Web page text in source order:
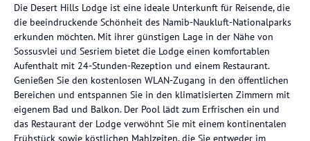
Die Desert Hills Lodge ist eine ideale Unterkunft für Reisende, die
die beeindruckende Schönheit des Namib-Naukluft-Nationalparks
erkunden möchten. Mit ihrer günstigen Lage in der Nähe von
Sossusvlei und Sesriem bietet die Lodge einen komfortablen
Aufenthalt mit 24-Stunden-Rezeption und einem Restaurant.
Genießen Sie den kostenlosen WLAN-Zugang in den öffentlichen
Bereichen und entspannen Sie in den klimatisierten Zimmern mit
eigenem Bad und Balkon. Der Pool lädt zum Erfrischen ein und
das Restaurant der Lodge verwöhnt Sie mit einem kontinentalen
Frühstück sowie köstlichen Mahlzeiten, die Sie entweder im